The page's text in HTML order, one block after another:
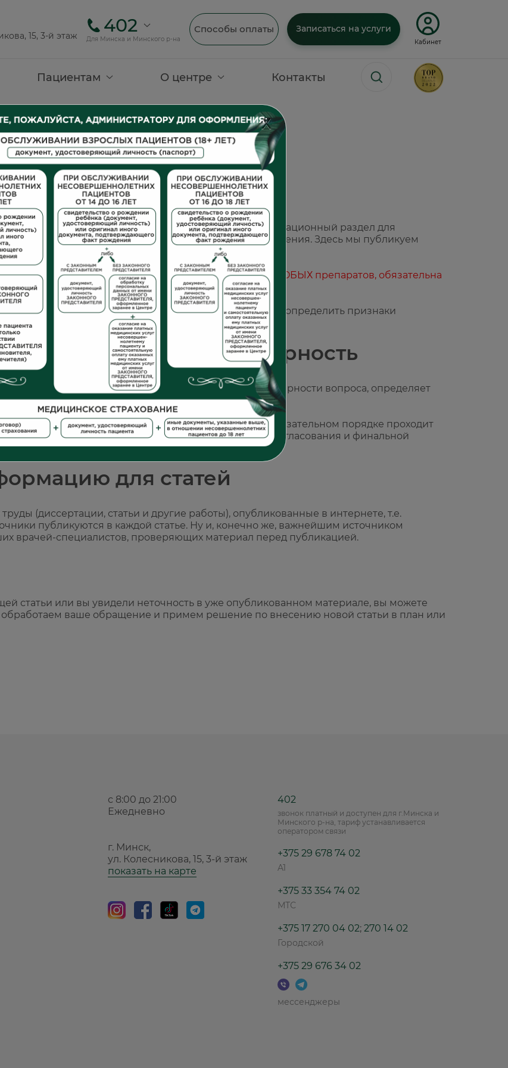
15, 3-й этаж
402
Для Минска и Минского р-на
Способы оплаты Записаться на услуги
Кабинет
Пациентам О центре Контакты
политика
раздела
медицинского центра «Доктор ТУТ» - это информационный раздел для
здоровья и способами их диагностики и лечения. Здесь мы публикуем
и многом другом.
руководством к действию, перед приемом ЛЮБЫХ препаратов, обязательна
консультация с врачом!
разобраться в своем состоянии, на ранней стадии определить признаки
к врачу (если она нужна).
проверят их достоверность
выбирает редактор, который, на основании популярности вопроса, определяет
техническое задание автору.
практикующей врачи. Каждая статья в обязательном порядке проходит
нашей клиники. Материал публикуется только после согласования и финальной
для статей
(диссертации, статьи и другие работы), опубликованные в интернете, т.е.
публикуются в каждой статье. Ну и, конечно же, важнейшим источником
врачей-специалистов, проверяющих материал перед публикацией.
статьи или вы увидели неточность в уже опубликованном материале, вы можете
ваше обращение и примем решение по внесению новой статьи в план или
с 8:00 до 21:00
Ежедневно
г. Минск,
ул. Колесникова, 15, 3-й этаж
показать на карте
402
звонок платный и доступен для г.Минска и
Минского р-на, тариф устанавливается
оператором связи
+375 29 678 74 02
A1
+375 33 354 74 02
МТС
+375 17 270 04 02; 270 14 02
Городской
+375 29 676 34 02
мессенджеры
X